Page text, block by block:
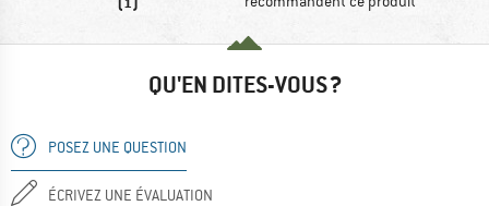
QU'EN DITES-VOUS ?
POSEZ UNE QUESTION
ÉCRIVEZ UNE ÉVALUATION